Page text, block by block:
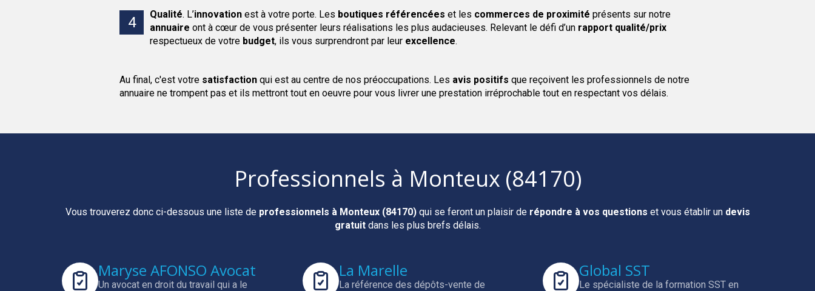
Qualité. L’innovation est à votre porte. Les boutiques référencées et les commerces de proximité présents sur notre
annuaire ont à cœur de vous présenter leurs réalisations les plus audacieuses. Relevant le défi d’un rapport qualité/prix
respectueux de votre budget, ils vous surprendront par leur excellence.
Au final, c'est votre satisfactionqui est au centre de nos préoccupations. Les avis positifs que reçoivent les professionnels de notre
annuaire ne trompent pas et ils mettront tout en oeuvre pour vous livrer une prestation irréprochable tout en respectant vos délais.
Professionnels à Monteux (84170)
Vous trouverez donc ci-dessous une liste de professionnels à Monteux (84170)qui se feront un plaisir de répondre à vos questions et vous établir un devis
gratuitdans les plus brefs délais.
Maryse AFONSO Avocat
Un avocat en droit du travail qui a le
La Marelle
La référence des dépôts-vente de
Global SST
Le spécialiste de la formation SST en